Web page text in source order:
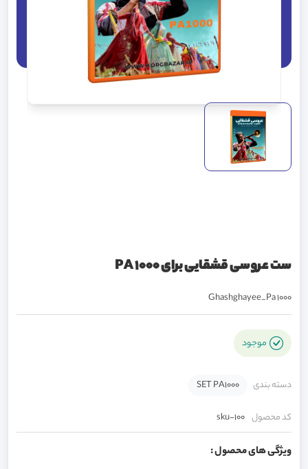
ست عروسی قشقایی برای PA 1000
Ghashghayee_Pa 1000
موجود
دسته بندی SET PA1000
کد محصول sku-100
ویژگی های محصول :